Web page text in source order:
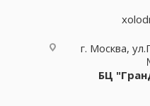
г. Москва,
БЦ